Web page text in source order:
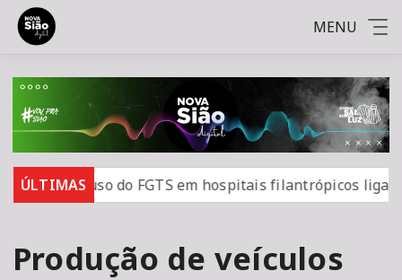
MENU
ÚLTIMAS
uso do FGTS em hospitais filantrópicos ligados ao
Produção de veículos